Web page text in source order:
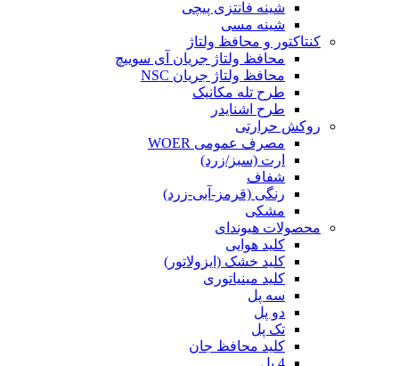
شینه فانتزی پیچی
شینه مسی
کنتاکتور و محافظ ولتاژ
محافظ ولتاژ جریان آی سوییچ
محافظ ولتاژ جریان NSC
طرح تله مکانیک
طرح اشنایدر
روکش حرارتی
مصرف عمومی WOER
ارت (سبز/زرد)
شفاف
رنگی (قرمز-آبی-زرد)
مشکی
محصولات هیوندای
کلید هوایی
کلید خشک (ایزولاتور)
کلید مینیاتوری
سه پل
دو پل
تک پل
کلید محافظ جان